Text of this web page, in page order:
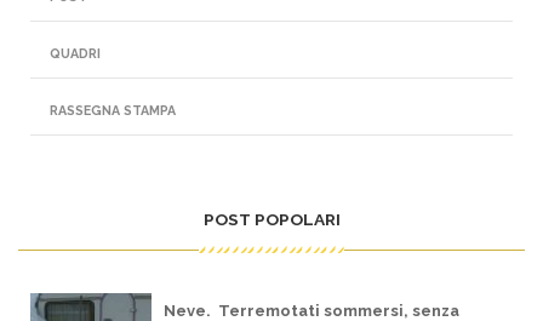
QUADRI
RASSEGNA STAMPA
POST POPOLARI
Neve. Terremotati sommersi, senza